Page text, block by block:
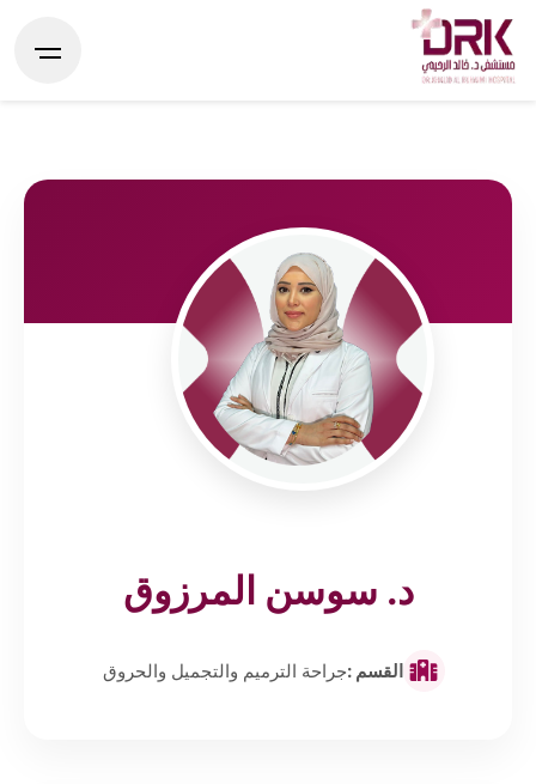
د. سوسن المرزوق
القسم :جراحة الترميم والتجميل والحروق